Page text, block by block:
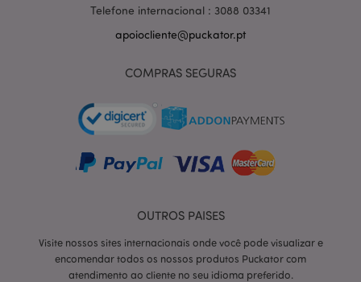
Telefone internacional : 3088 03341
apoiocliente@puckator.pt
COMPRAS SEGURAS
OUTROS PAISES
Visite nossos sites internacionais onde você pode visualizar e
encomendar todos os nossos produtos Puckator com
atendimento ao cliente no seu idioma preferido.
mage-messages
Adobe Inc.